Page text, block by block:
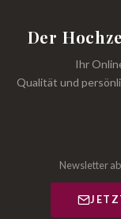
Der
Ihr
Qualität und
Newsletter